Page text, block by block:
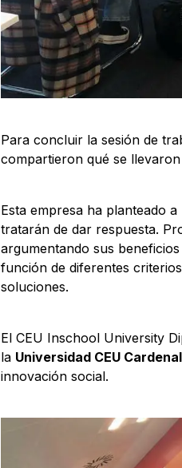
Para concluir la sesión de
compartieron qué se
Esta empresa ha planteado
tratarán de dar respuesta.
argumentando sus
función de diferentes
soluciones.
El CEU Inschool University
la Universidad CEU
innovación social.